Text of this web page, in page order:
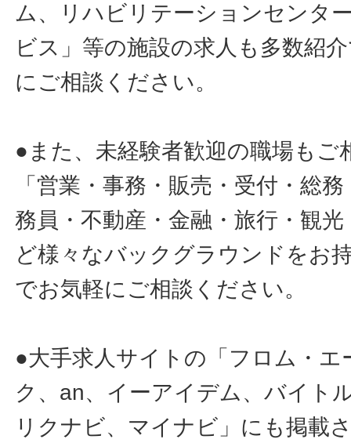
ム、リハビリテーションセンタ
ビス」等の施設の求人も多数紹
にご相談ください。
●また、未経験者歓迎の職場もご
「営業・事務・販売・受付・総
務員・不動産・金融・旅行・観
ど様々なバックグラウンドをお
でお気軽にご相談ください。
●大手求人サイトの「フロム・
ク、an、イーアイデム、バイト
リクナビ、マイナビ」にも掲載